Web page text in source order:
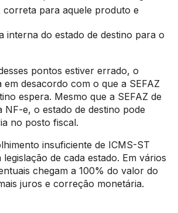
correta para aquele produto e
interna do estado de destino para o
pontos estiver errado, o
desacordo com o que a SEFAZ
espera. Mesmo que a SEFAZ de
NF-e, o estado de destino pode
no posto fiscal.
insuficiente de ICMS-ST
de cada estado. Em vários
chegam a 100% do valor do
juros e correção monetária.